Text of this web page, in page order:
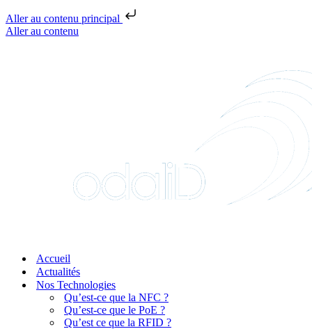
Aller au contenu principal
Aller au contenu
Accueil
Actualités
Nos Technologies
Qu’est-ce que la NFC ?
Qu’est-ce que le PoE ?
Qu’est ce que la RFID ?